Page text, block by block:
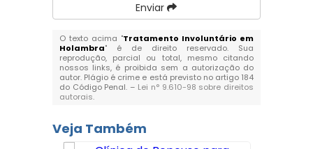
Enviar
O texto acima "Tratamento Involuntário em
Holambra" é de direito reservado. Sua
reprodução, parcial ou total, mesmo citando
nossos links, é proibida sem a autorização do
autor. Plágio é crime e está previsto no artigo 184
do Código Penal. – Lei n° 9.610-98 sobre direitos
autorais.
Veja Também